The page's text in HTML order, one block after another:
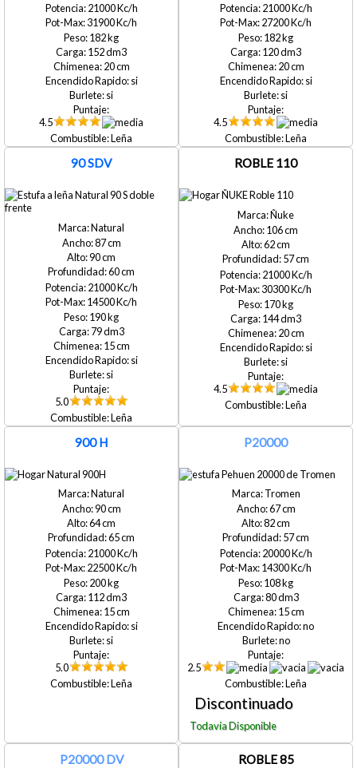
21000
31900
182
152
20
si
si
4.5
Leña
21000
27200
182
120
20
si
si
4.5
Leña
90 SDV
Natural
87
90
60
21000
14500
190
79
15
si
si
5.0
Leña
ROBLE 110
Ñuke
106
62
57
21000
30300
170
144
20
si
si
4.5
Leña
900 H
Natural
90
64
65
21000
22500
200
112
15
si
si
5.0
Leña
P20000
Tromen
67
82
57
20000
14300
108
80
15
no
no
2.5
Leña
P20000 DV ROBLE 85